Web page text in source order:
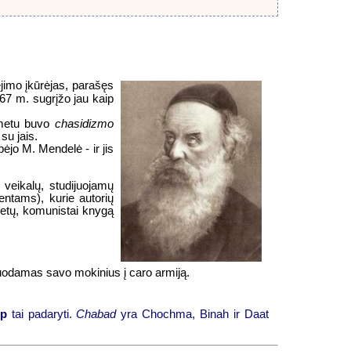
įkūrėjas, parašęs
m. sugrįžo jau kaip
buvochasidizmo
jais.
M. Mendelė - ir jis
studijuojamų
kurie autorių
komunistai knygą
savo mokinius į caro armiją.
tai padaryti.Chabadyra Chochma, Binah ir Daat